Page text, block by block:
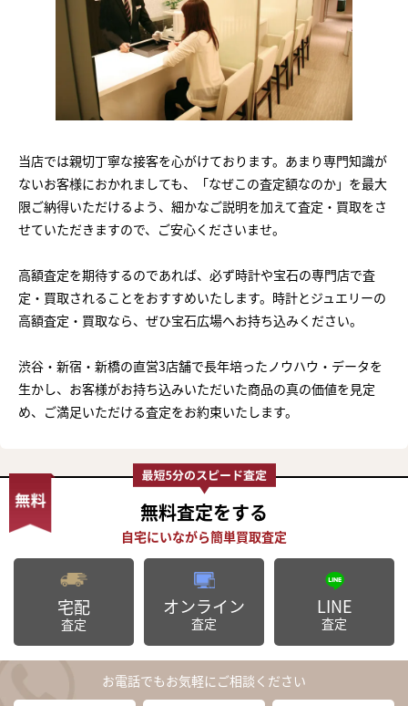
当店では親切丁寧な接客を心がけております。あまり専門知識が
ないお客様におかれましても、「なぜこの査定額なのか」を最大
限ご納得いただけるよう、細かなご説明を加えて査定・買取をさ
せていただきますので、ご安心くださいませ。
高額査定を期待するのであれば、必ず時計や宝石の専門店で査
定・買取されることをおすすめいたします。時計とジュエリーの
高額査定・買取なら、ぜひ宝石広場へお持ち込みください。
渋谷・新宿・新橋の直営3店舗で長年培ったノウハウ・データを
生かし、お客様がお持ち込みいただいた商品の真の価値を見定
め、ご満足いただける査定をお約束いたします。
無料査定をする
宅配
査定
オンライン
査定
LINE
査定
お電話でもお気軽にご相談ください